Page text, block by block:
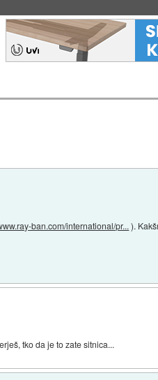
ban.com/international/pr... ).
tko da je to zate sitnica...